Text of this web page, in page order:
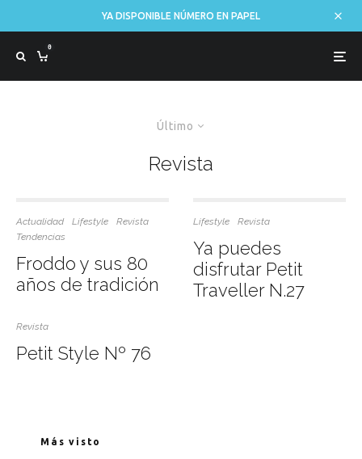
YA DISPONIBLE NÚMERO EN PAPEL
0
Último
Revista
Actualidad Lifestyle
Revista
Tendencias
Froddo y sus 80
años de tradición
Revista
Petit Style Nº 76
Lifestyle Revista
Ya puedes
disfrutar Petit
Traveller N.27
Más visto